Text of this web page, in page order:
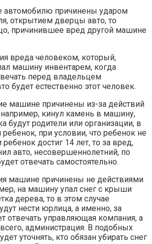
автомобилю причинены ударом
открытием дверцы авто, то
причинившее вред другой машине
вреда человеком, который,
машину инвентарем, когда
перед владельцем
будет естественно этот человек.
машине причинены из-за действий
кинул камень в машину,
будут родители или организации, в
ребенок, при условии, что ребенок не
ребенок достиг 14 лет, то за вред,
авто, несовершеннолетний, по
отвечать самостоятельно.
машине причинены не действиями
на машину упал снег с крыши
дерева, то в этом случае
нести юрлица, а именно, за
отвечать управляющая компания, а
администрация. В подобных
уточнять, кто обязан убирать снег